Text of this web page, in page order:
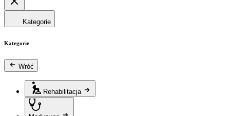
Kategorie
Kategorie
Wróć
Rehabilitacja